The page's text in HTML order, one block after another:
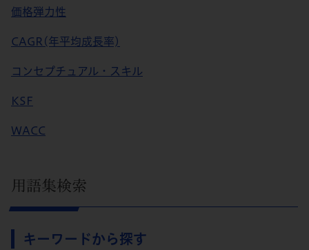
用語集検索
キーワードから探す
価格弾力性
CAGR(年平均成長率)
コンセプチュアル・スキル
KSF
WACC